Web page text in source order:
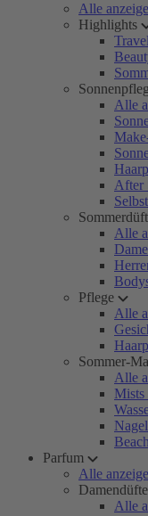
Alle
Highlights
Alle
After
Alle
Pflege
Alle
Sommer-
Alle
Mists
Parfum
Alle
Damendüfte
Alle